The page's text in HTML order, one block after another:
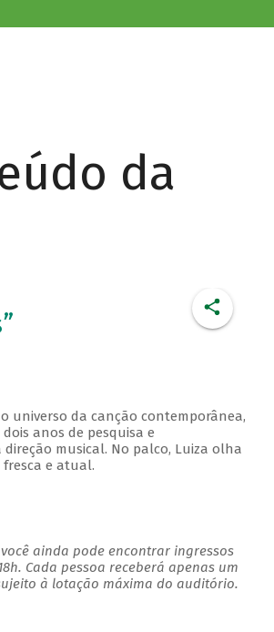
da
universo da canção contemporânea,
anos de pesquisa e
musical. No palco, Luiza olha
fresca e atual.
ainda pode encontrar ingressos
Cada pessoa receberá apenas um
à lotação máxima do auditório.